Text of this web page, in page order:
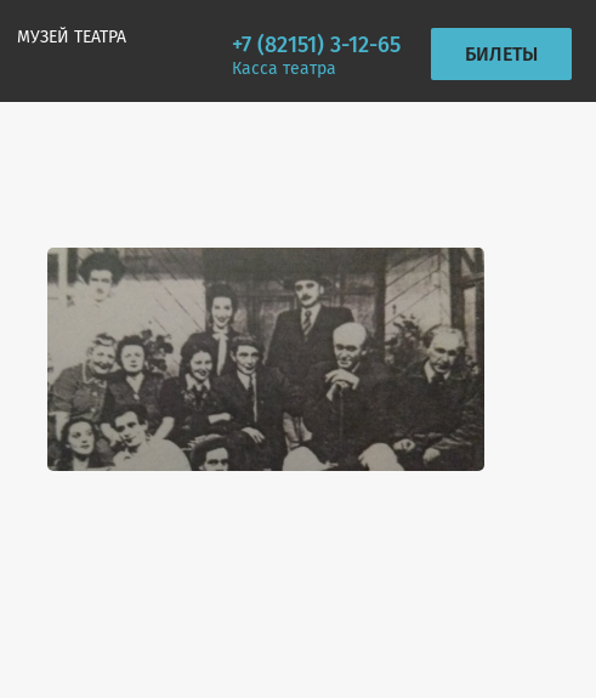
МУЗЕЙ ТЕАТРА
+7 (82151) 3-12-65
Касса театра
БИЛЕТЫ